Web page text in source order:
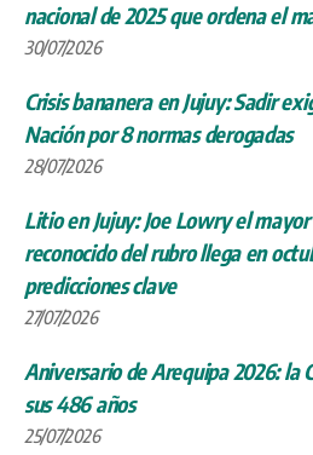
nacional de 2025 que ordena el
30/07/2026
Crisis bananera en Jujuy: Sadir
Nación por 8 normas derogadas
28/07/2026
Litio en Jujuy: Joe Lowry el
reconocido del rubro llega en
predicciones clave
27/07/2026
Aniversario de Arequipa 2026: la
sus 486 años
25/07/2026